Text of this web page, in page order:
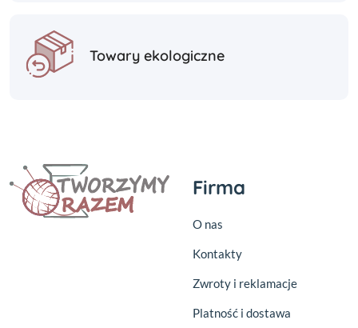
Towary ekologiczne
Firma
O nas
Kontakty
Zwroty i reklamacje
Platność i dostawa